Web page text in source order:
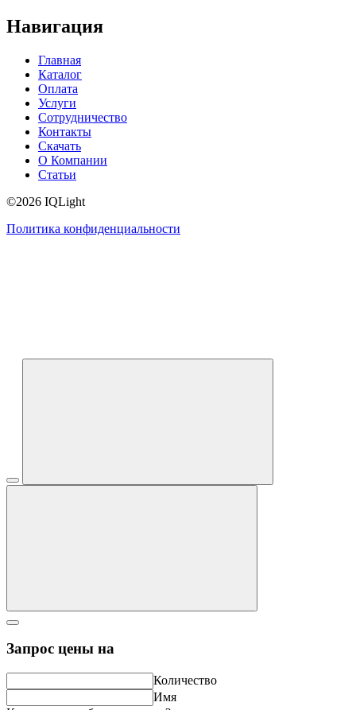
Навигация
Главная
Каталог
Оплата
Услуги
Сотрудничество
Контакты
Скачать
О Компании
Статьи
©2026 IQLight
Политика конфиденциальности
Запрос цены на
Количество
Имя